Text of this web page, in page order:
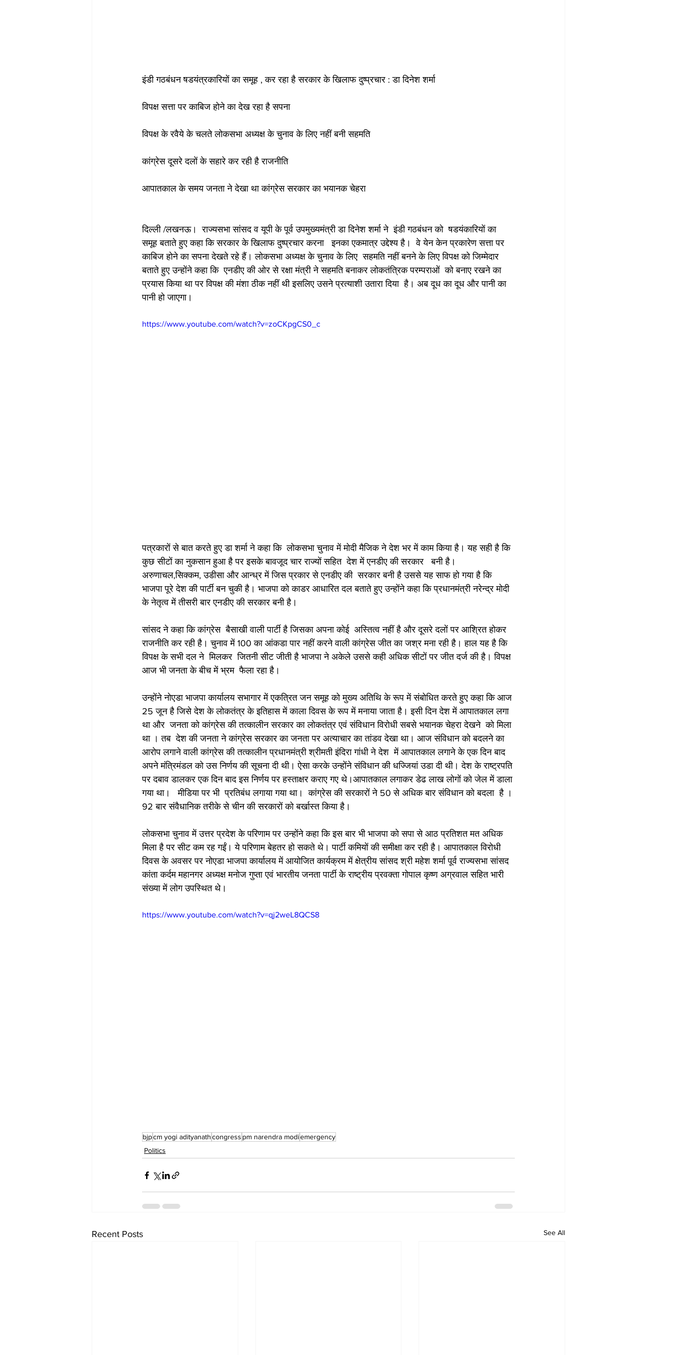
इंडी गठबंधन षडयंत्रकारियों का समूह , कर रहा है सरकार के खिलाफ दुष्प्रचार : डा दिनेश शर्मा
विपक्ष सत्ता पर काबिज होने का देख रहा है सपना
विपक्ष के रवैये के चलते लोकसभा अध्यक्ष के चुनाव के लिए नहीं बनी सहमति
कांग्रेस दूसरे दलों के सहारे कर रही है राजनीति
आपातकाल के समय जनता ने देखा था कांग्रेस सरकार का भयानक चेहरा
दिल्ली /लखनऊ।  राज्यसभा सांसद व यूपी के पूर्व उपमुख्यमंत्री डा दिनेश शर्मा ने  इंडी गठबंधन को  षडयंकारियों का
समूह बताते हुए कहा कि सरकार के खिलाफ दुष्प्रचार करना   इनका एकमात्र उद्देश्य है।  वे येन केन प्रकारेण सत्ता पर
काबिज होने का सपना देखते रहे हैं। लोकसभा अध्यक्ष के चुनाव के लिए  सहमति नहीं बनने के लिए विपक्ष को जिम्मेदार
बताते हुए उन्होंने कहा कि  एनडीए की ओर से रक्षा मंत्री ने सहमति बनाकर लोकतंत्रिक परम्पराओं  को बनाए रखने का
प्रयास किया था पर विपक्ष की मंशा ठीक नहीं थी इसलिए उसने प्रत्याशी उतारा दिया  है। अब दूध का दूध और पानी का
पानी हो जाएगा।
https://www.youtube.com/watch?v=zoCKpgCS0_c
पत्रकारों से बात करते हुए डा शर्मा ने कहा कि  लोकसभा चुनाव में मोदी मैजिक ने देश भर में काम किया है। यह सही है कि
कुछ सीटों का नुकसान हुआ है पर इसके बावजूद चार राज्यों सहित  देश में एनडीए की सरकार   बनी है।
अरुणाचल,सिक्कम, उडीसा और आन्ध्र में जिस प्रकार से एनडीए की  सरकार बनी है उससे यह साफ हो गया है कि
भाजपा पूरे देश की पार्टी बन चुकी है। भाजपा को काडर आधारित दल बताते हुए उन्होंने कहा कि प्रधानमंत्री नरेन्द्र मोदी
के नेतृत्व में तीसरी बार एनडीए की सरकार बनी है।
सांसद ने कहा कि कांग्रेस  बैसाखी वाली पार्टी है जिसका अपना कोई  अस्तित्व नहीं है और दूसरे दलों पर आश्रित होकर
राजनीति कर रही है। चुनाव में 100 का आंकडा पार नहीं करने वाली कांग्रेस जीत का जश्र मना रही है। हाल यह है कि
विपक्ष के सभी दल ने  मिलकर  जितनी सीट जीती है भाजपा ने अकेले उससे कही अधिक सीटों पर जीत दर्ज की है। विपक्ष
आज भी जनता के बीच में भ्रम  फैला रहा है।
उन्होंने नोएडा भाजपा कार्यालय सभागार में एकत्रित जन समूह को मुख्य अतिथि के रूप में संबोधित करते हुए कहा कि आज
25 जून है जिसे देश के लोकतंत्र के इतिहास में काला दिवस के रूप में मनाया जाता है। इसी दिन देश में आपातकाल लगा
था और  जनता को कांग्रेस की तत्कालीन सरकार का लोकतंत्र एवं संविधान विरोधी सबसे भयानक चेहरा देखने  को मिला
था । तब  देश की जनता ने कांग्रेस सरकार का जनता पर अत्याचार का तांडव देखा था। आज संविधान को बदलने का
आरोप लगाने वाली कांग्रेस की तत्कालीन प्रधानमंत्री श्रीमती इंदिरा गांधी ने देश  में आपातकाल लगाने के एक दिन बाद
अपने मंत्रिमंडल को उस निर्णय की सूचना दी थी। ऐसा करके उन्होंने संविधान की धज्जियां उडा दी थी। देश के राष्ट्रपति
पर दबाव डालकर एक दिन बाद इस निर्णय पर हस्ताक्षर कराए गए थे।आपातकाल लगाकर डेढ लाख लोगों को जेल में डाला
गया था।   मीडिया पर भी  प्रतिबंध लगाया गया था।  कांग्रेस की सरकारों ने 50 से अधिक बार संविधान को बदला  है ।
92 बार संवैधानिक तरीके से चीन की सरकारों को बर्खास्त किया है।
लोकसभा चुनाव में उत्तर प्रदेश के परिणाम पर उन्होंने कहा कि इस बार भी भाजपा को सपा से आठ प्रतिशत मत अधिक
मिला है पर सीट कम रह गईं। ये परिणाम बेहतर हो सकते थे। पार्टी कमियों की समीक्षा कर रही है। आपातकाल विरोधी
दिवस के अवसर पर नोएडा भाजपा कार्यालय में आयोजित कार्यक्रम में क्षेत्रीय सांसद श्री महेश शर्मा पूर्व राज्यसभा सांसद
कांता कर्दम महानगर अध्यक्ष मनोज गुप्ता एवं भारतीय जनता पार्टी के राष्ट्रीय प्रवक्ता गोपाल कृष्ण अग्रवाल सहित भारी
संख्या में लोग उपस्थित थे।
https://www.youtube.com/watch?v=qj2weL8QCS8
bjpcm yogi adityanathcongress pm narendra modiemergency
Politics
Recent Posts See All